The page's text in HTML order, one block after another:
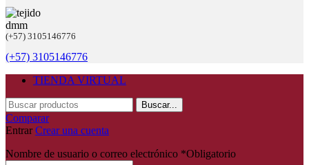
(+57) 3105146776
(+57) 3105146776
TIENDA VIRTUAL
Buscar...
Comparar
EntrarCrear una cuenta
Nombre de usuario o correo electrónico *Obligatorio